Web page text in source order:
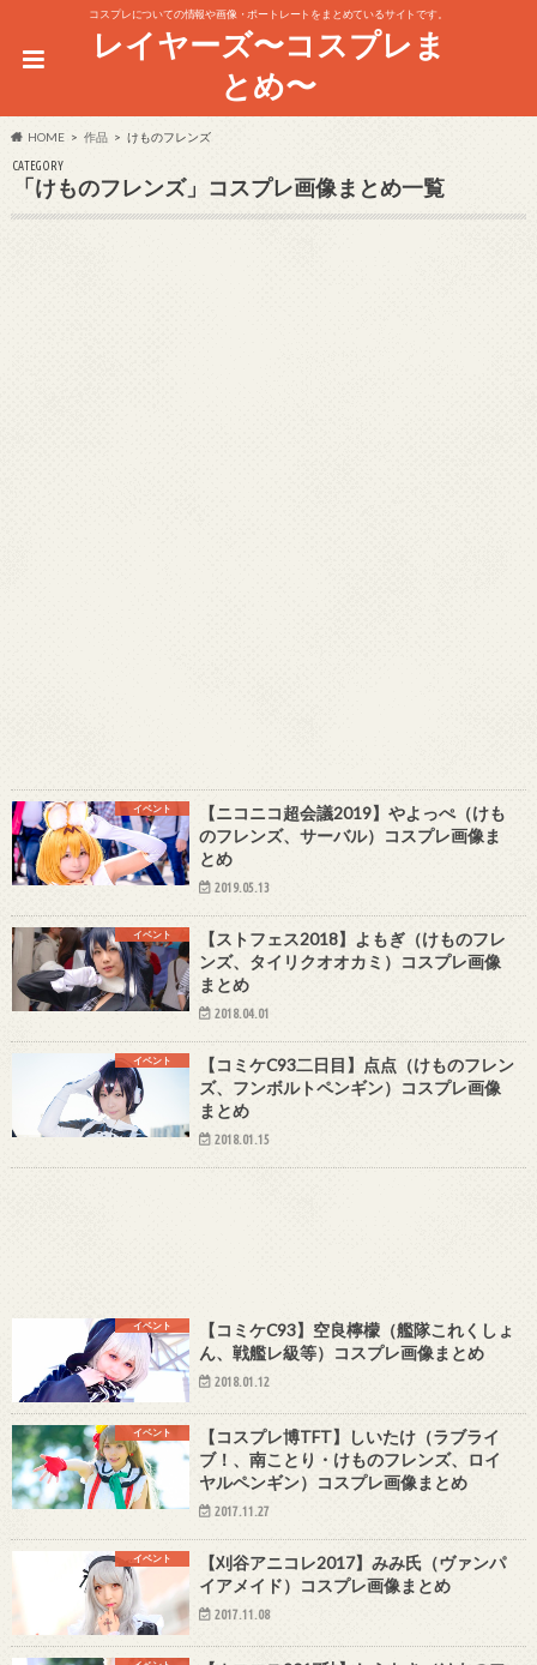
コスプレについての情報や画像・ポートレートをまとめているサイトです。
レイヤーズ〜コスプレま
とめ〜
HOME 作品 けものフレンズ
CATEGORY
「けものフレンズ」コスプレ画像まとめ一覧
イベント
【ニコニコ超会議2019】やよっぺ（けも
のフレンズ、サーバル）コスプレ画像ま
とめ
2019.05.13
イベント
【ストフェス2018】よもぎ（けものフレ
ンズ、タイリクオオカミ）コスプレ画像
まとめ
2018.04.01
イベント
【コミケC93二日目】点点（けものフレン
ズ、フンボルトペンギン）コスプレ画像
まとめ
2018.01.15
イベント
【コミケC93】空良檸檬（艦隊これくしょ
ん、戦艦レ級等）コスプレ画像まとめ
2018.01.12
イベント
【コスプレ博TFT】しいたけ（ラブライ
ブ！、南ことり・けものフレンズ、ロイ
ヤルペンギン）コスプレ画像まとめ
2017.11.27
イベント
【刈谷アニコレ2017】みみ氏（ヴァンパ
イアメイド）コスプレ画像まとめ
2017.11.08